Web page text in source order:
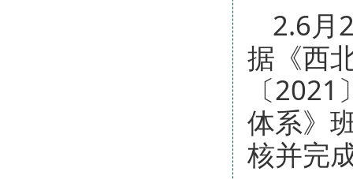
2.6月
据《西
〔
体系》
核并完